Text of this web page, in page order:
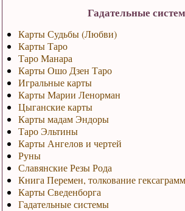
Гадательные
Карты Судьбы (Любви)
Карты Таро
Таро Манара
Карты Ошо Дзен Таро
Игральные карты
Карты Марии Ленорман
Цыганские карты
Карты мадам Эндоры
Таро Эльтины
Карты Ангелов и чертей
Руны
Славянские Резы Рода
Книга Перемен, толкование гексаграмм
Карты Сведенборга
Гадательные системы